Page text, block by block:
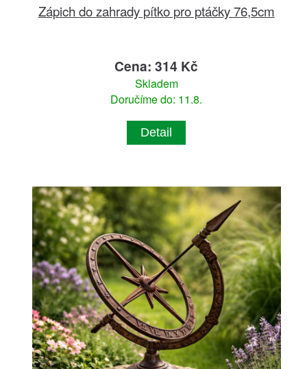
Zápich do zahrady pítko pro ptáčky 76,5cm
Cena: 314 Kč
Skladem
Doručíme do: 11.8.
Detail